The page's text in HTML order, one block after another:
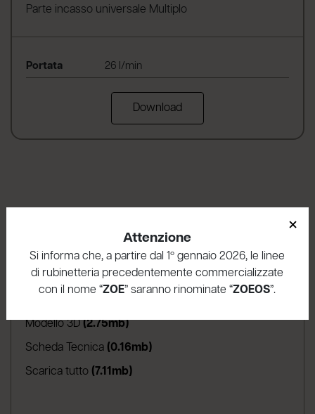
Parte incasso universale Multiplo
Portata 26 l/min
Download
Area Download
Istruzioni di montaggio(3.16mb)(apre in una nuova scheda)
Modello 3D(2.75mb)(apre in una nuova scheda)
Scheda Tecnica (0.16mb)(apre in una nuova scheda)
Scarica tutto (7.11mb)
×
Attenzione
Si informa che, a partire dal 1º gennaio 2026, le linee
di rubinetteria precedentemente commercializzate
con il nome “ZOE” saranno rinominate “ZOEOS”.